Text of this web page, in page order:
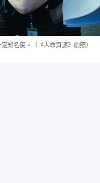
知名度。（《人命資源》劇照）